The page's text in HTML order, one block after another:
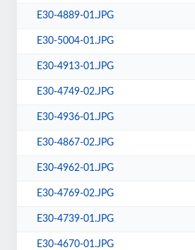
E30-4889-01.JPG
E30-5004-01.JPG
E30-4913-01.JPG
E30-4749-02.JPG
E30-4936-01.JPG
E30-4867-02.JPG
E30-4962-01.JPG
E30-4769-02.JPG
E30-4739-01.JPG
E30-4670-01.JPG